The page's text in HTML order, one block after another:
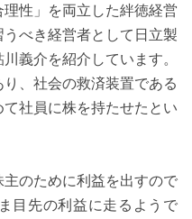
性」を両立した絆徳経営
べき経営者として日立製
義介を紹介しています。
、社会の救済装置である
社員に株を持たせたとい
のために利益を出すので
目先の利益に走るようで